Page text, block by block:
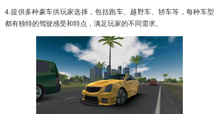
4.提供多种豪车供玩家选择，包括跑车、越野车、轿车等，每种车型
都有独特的驾驶感受和特点，满足玩家的不同需求。